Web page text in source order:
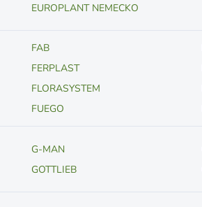
EUROPLANT NEMECKO
FAB
FERPLAST
FLORASYSTEM
FUEGO
G-MAN
GOTTLIEB